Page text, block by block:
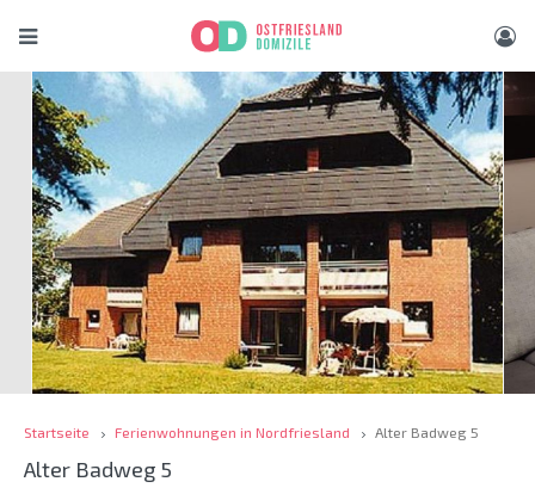
Startseite Ferienwohnungen in Nordfriesland Alter Badweg 5
Alter Badweg 5